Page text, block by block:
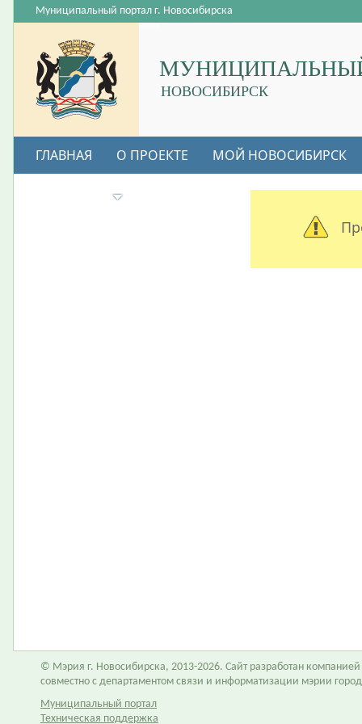
НОВОСИБИРСК
Муниципальный портал г. Новосибирска
ГЛАВНАЯ О ПРОЕКТЕ МОЙ НОВОСИБИРСК
© Мэрия г. Новосибирска, 2013-2026. Сайт разработан компанией
совместно с департаментом связи и информатизации мэрии
Муниципальный портал
Техническая поддержка